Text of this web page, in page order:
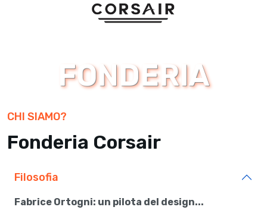
FONDERIA
CHI SIAMO?
Fonderia Corsair
Filosofia
Fabrice Ortogni: un pilota del design...